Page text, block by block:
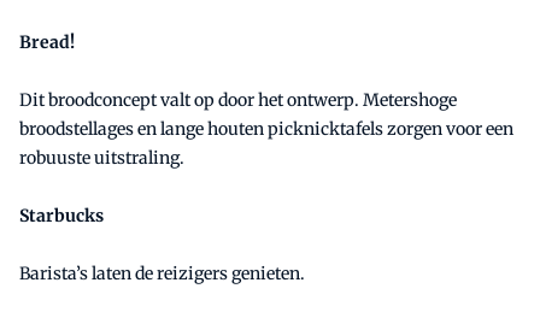
Bread!
Dit broodconcept valt op door het ontwerp. Metershoge
broodstellages en lange houten picknicktafels zorgen voor een
robuuste uitstraling.
Starbucks
Barista’s laten de reizigers genieten.